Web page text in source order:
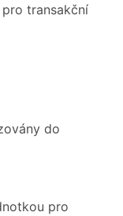
transakční
do
pro